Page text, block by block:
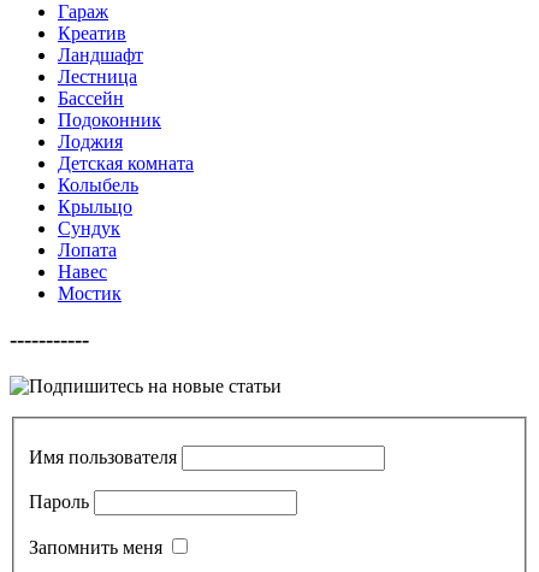
Гараж
Креатив
Ландшафт
Лестница
Бассейн
Подоконник
Лоджия
Детская комната
Колыбель
Крыльцо
Сундук
Лопата
Навес
Мостик
-----------
Имя пользователя
Пароль
Запомнить меня